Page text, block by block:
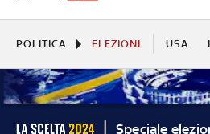
POLITICA ELEZIONI USA
Speciale